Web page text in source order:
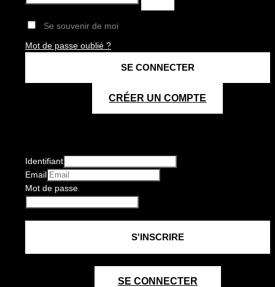
Se souvenir de moi
Mot de passe oublié ?
CRÉER UN COMPTE
Identifiant
Email
Mot de passe
SE CONNECTER